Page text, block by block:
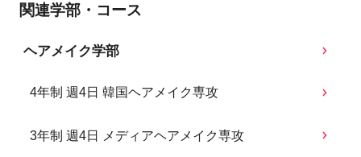
関連学部・コース
ヘアメイク学部
4年制 週4日 韓国ヘアメイク専攻
3年制 週4日 メディアヘアメイク専攻